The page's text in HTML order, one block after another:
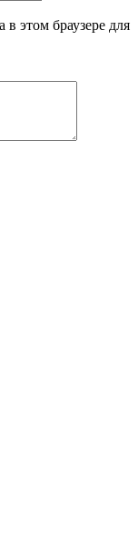
этом браузере для